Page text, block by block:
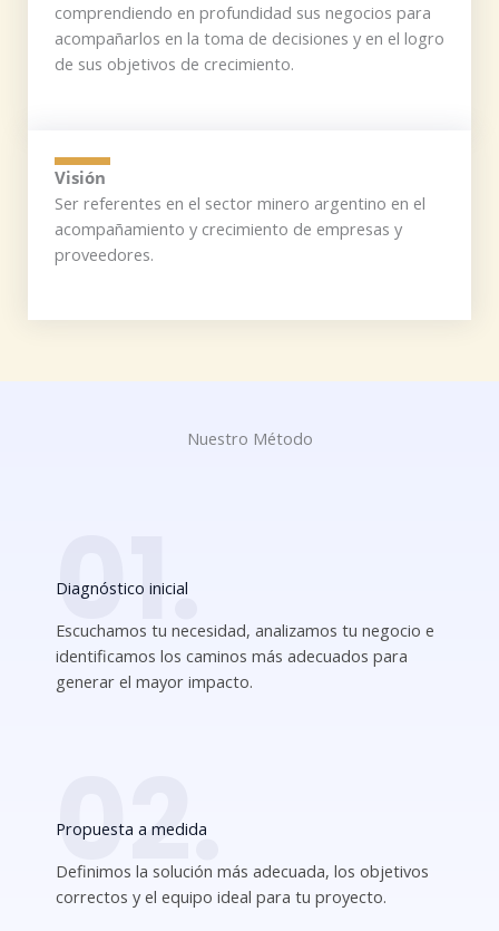
comprendiendo en profundidad sus negocios para
acompañarlos en la toma de decisiones y en el logro
de sus objetivos de crecimiento.
Visión
Ser referentes en el sector minero argentino en el
acompañamiento y crecimiento de empresas y
proveedores.
Nuestro Método
01.
Diagnóstico inicial
Escuchamos tu necesidad, analizamos tu negocio e
identificamos los caminos más adecuados para
generar el mayor impacto.
02.
Propuesta a medida
Definimos la solución más adecuada, los objetivos
correctos y el equipo ideal para tu proyecto.